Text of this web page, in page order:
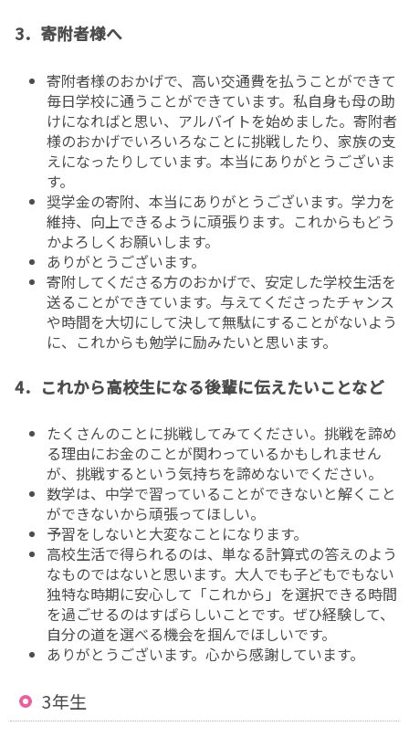
3．寄附者様へ
寄附者様のおかげで、高い交通費を払うことができて
毎日学校に通うことができています。私自身も母の助
けになればと思い、アルバイトを始めました。寄附者
様のおかげでいろいろなことに挑戦したり、家族の支
えになったりしています。本当にありがとうございま
す。
奨学金の寄附、本当にありがとうございます。学力を
維持、向上できるように頑張ります。これからもどう
かよろしくお願いします。
ありがとうございます。
寄附してくださる方のおかげで、安定した学校生活を
送ることができています。与えてくださったチャンス
や時間を大切にして決して無駄にすることがないよう
に、これからも勉学に励みたいと思います。
4．これから高校生になる後輩に伝えたいことなど
たくさんのことに挑戦してみてください。挑戦を諦め
る理由にお金のことが関わっているかもしれません
が、挑戦するという気持ちを諦めないでください。
数学は、中学で習っていることができないと解くこと
ができないから頑張ってほしい。
予習をしないと大変なことになります。
高校生活で得られるのは、単なる計算式の答えのよう
なものではないと思います。大人でも子どもでもない
独特な時期に安心して「これから」を選択できる時間
を過ごせるのはすばらしいことです。ぜひ経験して、
自分の道を選べる機会を掴んでほしいです。
ありがとうございます。心から感謝しています。
3年生